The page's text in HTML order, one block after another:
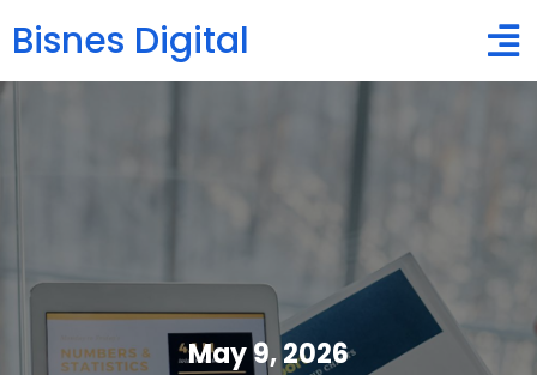
Bisnes Digital
May 9, 2026